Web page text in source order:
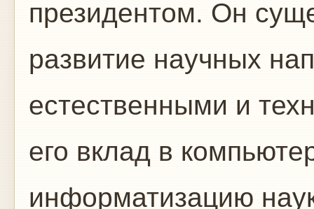
президентом. Он
развитие научных
естественными и
его вклад в
информатизацию